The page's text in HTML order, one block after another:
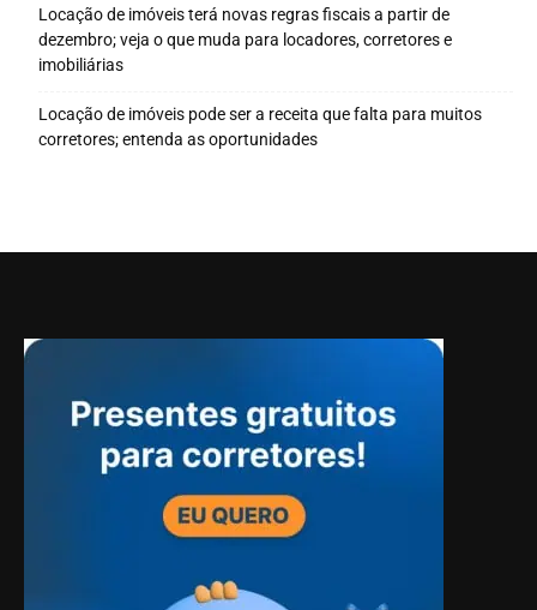
Locação de imóveis terá novas regras fiscais a partir de
dezembro; veja o que muda para locadores, corretores e
imobiliárias
Locação de imóveis pode ser a receita que falta para muitos
corretores; entenda as oportunidades